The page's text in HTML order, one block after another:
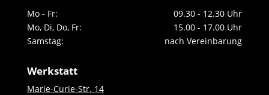
Mo - Fr:
09.30 - 12.30 Uhr
Mo, Di, Do, Fr:
15.00 - 17.00 Uhr
Samstag:
nach Vereinbarung
Werkstatt
Marie-Curie-Str. 14